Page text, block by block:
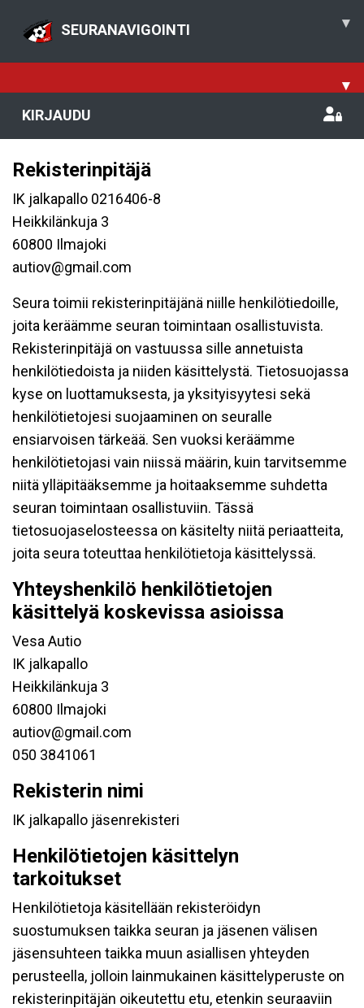
SEURANAVIGOINTI ▾
▾
KIRJAUDU
Rekisterinpitäjä
IK jalkapallo 0216406-8
Heikkilänkuja 3
60800 Ilmajoki
autiov@gmail.com
Seura toimii rekisterinpitäjänä niille henkilötiedoille,
joita keräämme seuran toimintaan osallistuvista.
Rekisterinpitäjä on vastuussa sille annetuista
henkilötiedoista ja niiden käsittelystä. Tietosuojassa
kyse on luottamuksesta, ja yksityisyytesi sekä
henkilötietojesi suojaaminen on seuralle
ensiarvoisen tärkeää. Sen vuoksi keräämme
henkilötietojasi vain niissä määrin, kuin tarvitsemme
niitä ylläpitääksemme ja hoitaaksemme suhdetta
seuran toimintaan osallistuviin. Tässä
tietosuojaselosteessa on käsitelty niitä periaatteita,
joita seura toteuttaa henkilötietoja käsittelyssä.
Yhteyshenkilö henkilötietojen
käsittelyä koskevissa asioissa
Vesa Autio
IK jalkapallo
Heikkilänkuja 3
60800 Ilmajoki
autiov@gmail.com
050 3841061
Rekisterin nimi
IK jalkapallo jäsenrekisteri
Henkilötietojen käsittelyn
tarkoitukset
Henkilötietoja käsitellään rekisteröidyn
suostumuksen taikka seuran ja jäsenen välisen
jäsensuhteen taikka muun asiallisen yhteyden
perusteella, jolloin lainmukainen käsittelyperuste on
rekisterinpitäjän oikeutettu etu, etenkin seuraaviin